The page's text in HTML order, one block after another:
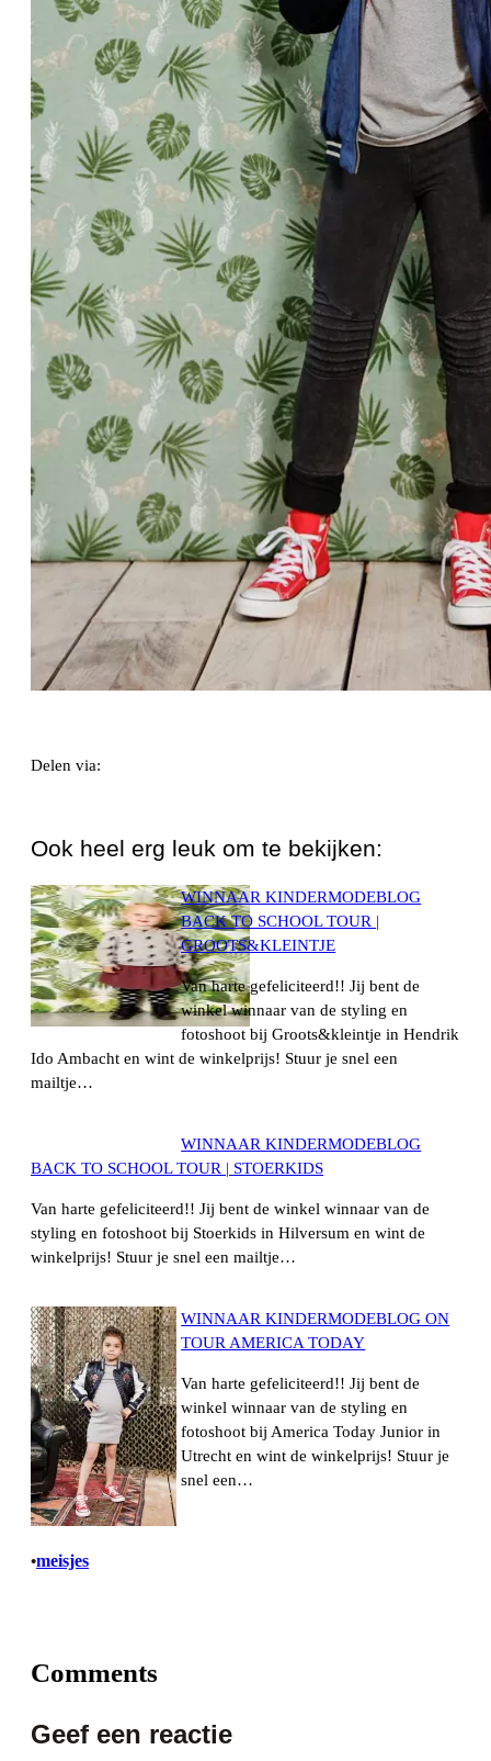
Delen via:
Ook heel erg leuk om te bekijken:
WINNAAR KINDERMODEBLOG
BACK TO SCHOOL TOUR |
GROOTS&KLEINTJE
Van harte gefeliciteerd!! Jij bent de
winkel winnaar van de styling en
fotoshoot bij Groots&kleintje in Hendrik
Ido Ambacht en wint de winkelprijs! Stuur je snel een
mailtje…
WINNAAR KINDERMODEBLOG
BACK TO SCHOOL TOUR | STOERKIDS
Van harte gefeliciteerd!! Jij bent de winkel winnaar van de
styling en fotoshoot bij Stoerkids in Hilversum en wint de
winkelprijs! Stuur je snel een mailtje…
WINNAAR KINDERMODEBLOG ON
TOUR AMERICA TODAY
Van harte gefeliciteerd!! Jij bent de
winkel winnaar van de styling en
fotoshoot bij America Today Junior in
Utrecht en wint de winkelprijs! Stuur je
snel een…
•meisjes
Comments
Geef een reactie